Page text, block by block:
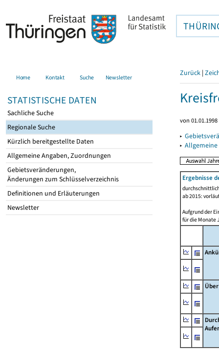
Home Kontakt Suche Newsletter
STATISTISCHE DATEN
Sachliche Suche
Regionale Suche
Kürzlich bereitgestellte Daten
Allgemeine Angaben, Zuordnungen
Gebietsveränderungen,
Änderungen zum Schlüsselverzeichnis
Definitionen und Erläuterungen
Newsletter
Zurück |
von
▸
▸
Ergebnisse
ab 2015:
Aufgrund der
für die Monate